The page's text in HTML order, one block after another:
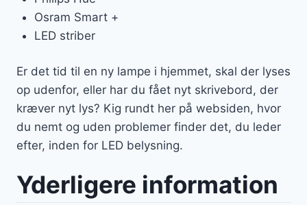
Osram Smart +
LED striber
Er det tid til en ny lampe i hjemmet, skal der lyses
op udenfor, eller har du fået nyt skrivebord, der
kræver nyt lys? Kig rundt her på websiden, hvor
du nemt og uden problemer finder det, du leder
efter, inden for LED belysning.
Yderligere information